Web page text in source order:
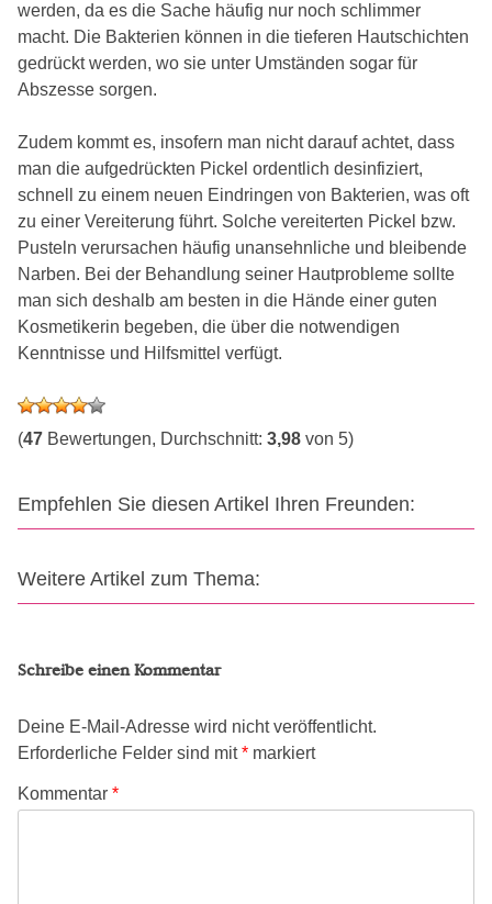
werden, da es die Sache häufig nur noch schlimmer
macht. Die Bakterien können in die tieferen Hautschichten
gedrückt werden, wo sie unter Umständen sogar für
Abszesse sorgen.
Zudem kommt es, insofern man nicht darauf achtet, dass
man die aufgedrückten Pickel ordentlich desinfiziert,
schnell zu einem neuen Eindringen von Bakterien, was oft
zu einer Vereiterung führt. Solche vereiterten Pickel bzw.
Pusteln verursachen häufig unansehnliche und bleibende
Narben. Bei der Behandlung seiner Hautprobleme sollte
man sich deshalb am besten in die Hände einer guten
Kosmetikerin begeben, die über die notwendigen
Kenntnisse und Hilfsmittel verfügt.
(47 Bewertungen, Durchschnitt: 3,98 von 5)
Empfehlen Sie diesen Artikel Ihren Freunden:
Weitere Artikel zum Thema:
Schreibe einen Kommentar
Deine E-Mail-Adresse wird nicht veröffentlicht.
Erforderliche Felder sind mit* markiert
Kommentar *